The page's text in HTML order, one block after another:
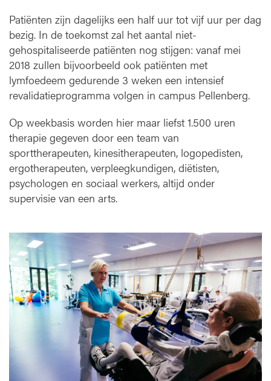
Patiënten zijn dagelijks een half uur tot vijf uur per dag
bezig. In de toekomst zal het aantal niet-
gehospitaliseerde patiënten nog stijgen: vanaf mei
2018 zullen bijvoorbeeld ook patiënten met
lymfoedeem gedurende 3 weken een intensief
revalidatieprogramma volgen in campus Pellenberg.
Op weekbasis worden hier maar liefst 1.500 uren
therapie gegeven door een team van
sporttherapeuten, kinesitherapeuten, logopedisten,
ergotherapeuten, verpleegkundigen, diëtisten,
psychologen en sociaal werkers, altijd onder
supervisie van een arts.